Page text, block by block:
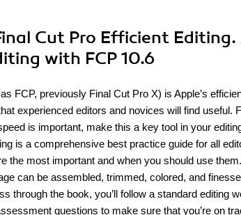
Cut Pro Efficient
with FCP 10.6
FCP, previously Final Cut Pro X) is Apple’s
experienced editors and novices will find
is important, make this a key tool in your
is a comprehensive best practice guide for all
the most important and when you should use
can be assembled, trimmed, colored, and
through the book, you’ll follow a standard editing
questions to make sure that you’re on